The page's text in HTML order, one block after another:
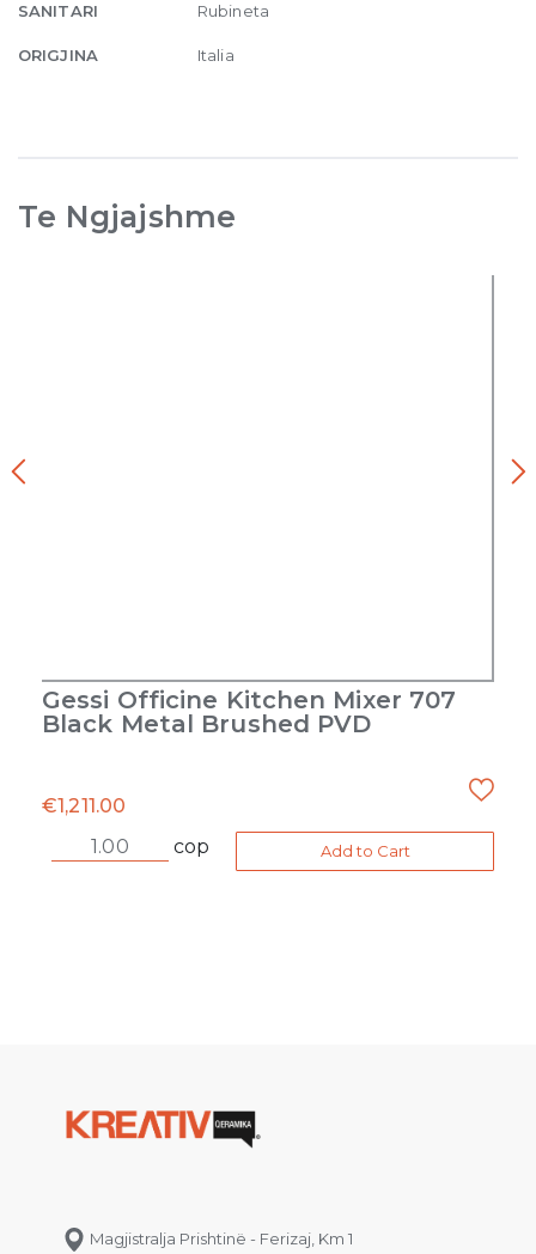
SANITARI Rubineta
ORIGJINA Italia
Te Ngjajshme
Gessi Officine Kitchen Mixer 707
Black Metal Brushed PVD
€1,211.00
cop
Add to Cart
Magjistralja Prishtinë - Ferizaj, Km 1